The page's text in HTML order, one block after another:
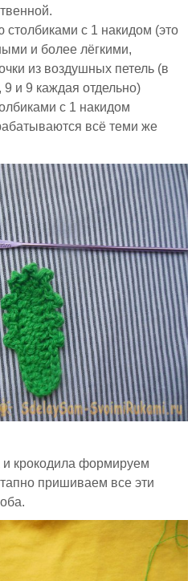
столбиками с 1 накидом (это
и более лёгкими,
из воздушных петель (в
и 9 каждая отдельно)
с 1 накидом
всё теми же
и крокодила формируем
пришиваем все эти